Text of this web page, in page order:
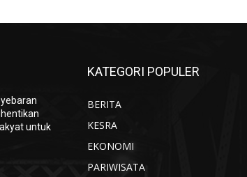
untuk
KATEGORI POPULER
BERITA
KESRA
EKONOMI
PARIWISATA